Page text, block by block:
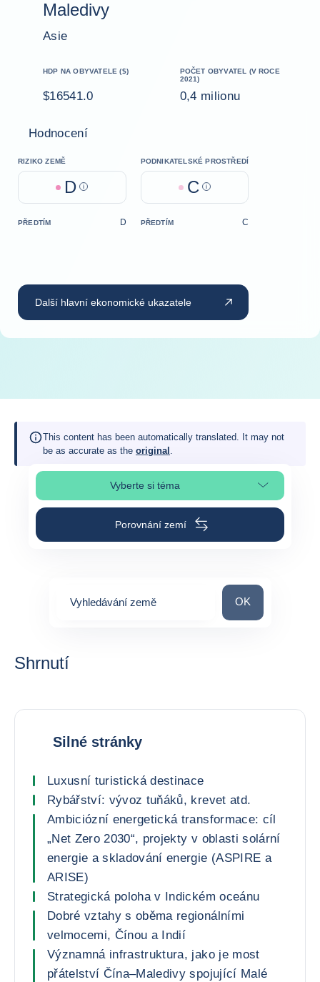
Maledivy
Asie
HDP NA OBYVATELE ($)
$16541.0
POČET OBYVATEL (V ROCE
2021)
0,4 milionu
Hodnocení
RIZIKO ZEMĚ
D Help
PODNIKATELSKÉ PROSTŘEDÍ
C Help
PŘEDTÍM D PŘEDTÍM C
Další hlavní ekonomické ukazatele
This content has been automatically translated. It may not
be as accurate as the original .
Vyberte si témaVýběr části stránky
Porovnání zemí
Vyhledávání země Vyhledávání země
OK
Shrnutí
Silné stránky
Luxusní turistická destinace
Rybářství: vývoz tuňáků, krevet atd.
Ambiciózní energetická transformace: cíl
„Net Zero 2030“, projekty v oblasti solární
energie a skladování energie (ASPIRE a
ARISE)
Strategická poloha v Indickém oceánu
Dobré vztahy s oběma regionálními
velmocemi, Čínou a Indií
Významná infrastruktura, jako je most
přátelství Čína–Maledivy spojující Malé